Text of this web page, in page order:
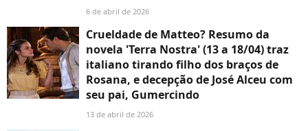
6 de abril de 2026
Crueldade de Matteo? Resumo da
novela 'Terra Nostra' (13 a 18/04) traz
italiano tirando filho dos braços de
Rosana, e decepção de José Alceu com
seu pai, Gumercindo
13 de abril de 2026